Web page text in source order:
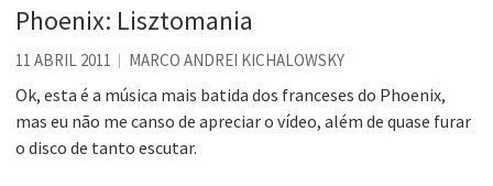
Os causos de Jorge Luis Borges
Voto obrigatório é correto?
Se queres salvar o mundo, o veganismo não é a resposta
Phoenix: Lisztomania
11 ABRIL 2011 MARCO ANDREI KICHALOWSKY
Ok, esta é a música mais batida dos franceses do Phoenix,
mas eu não me canso de apreciar o vídeo, além de quase furar
o disco de tanto escutar.